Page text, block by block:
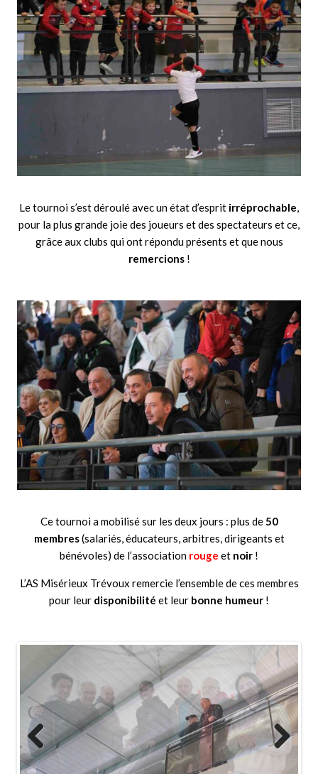
Le tournoi s’est déroulé avec un état d’esprit irréprochable,
pour la plus grande joie des joueurs et des spectateurs et ce,
grâce aux clubs qui ont répondu présents et que nous
remercions!
Ce tournoi a mobilisé sur les deux jours : plus de50
membres(salariés, éducateurs, arbitres, dirigeants et
bénévoles) de l’association rouge et noir !
L’AS Misérieux Trévoux remercie l’ensemble de ces membres
pour leur disponibilité et leur bonne humeur !
Previ